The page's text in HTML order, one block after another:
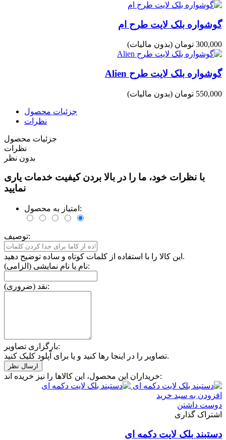
گوشواره بلک لایت طرح ام
300,000 تومان (بدون مالیات)
گوشواره بلک لایت طرح Alien
550,000 تومان (بدون مالیات)
جزئیات محصول
نظرات
جزئیات محصول
نظرات
بدون نظر
با نظرات خود، ما را در بالا بردن کیفیت خدمات یاری
نمایید
امتیاز به محصول:
توصیف:
این کالا را با استفاده از کلمات کوتاه و ساده توضیح دهید.
نام یا نام نمایشی (الزامی):
نقد (ضروری):
بارگزاری تصاویر:
تصاویر را در اینجا رها کنید و یا برای آپلود کلیک کنید.
خریداران این محصول، این کالاها را نیز خریده اند:
افزودن به سبد خرید
دوست داشتن
اشتراک گذاری
دستبند بلک لایت دکمه ای